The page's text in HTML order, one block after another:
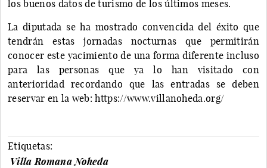
los buenos datos de turismo de los últimos meses.
La diputada se ha mostrado convencida del éxito que
tendrán estas jornadas nocturnas que permitirán
conocer este yacimiento de una forma diferente incluso
para las personas que ya lo han visitado con
anterioridad recordando que las entradas se deben
reservar en la web: https://www.villanoheda.org/
Etiquetas:
Villa Romana Noheda